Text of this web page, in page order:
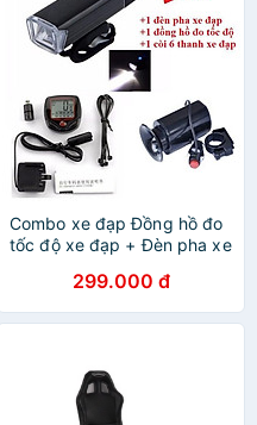
Combo xe đạp Đồng hồ đo
tốc độ xe đạp + Đèn pha xe
299.000 đ